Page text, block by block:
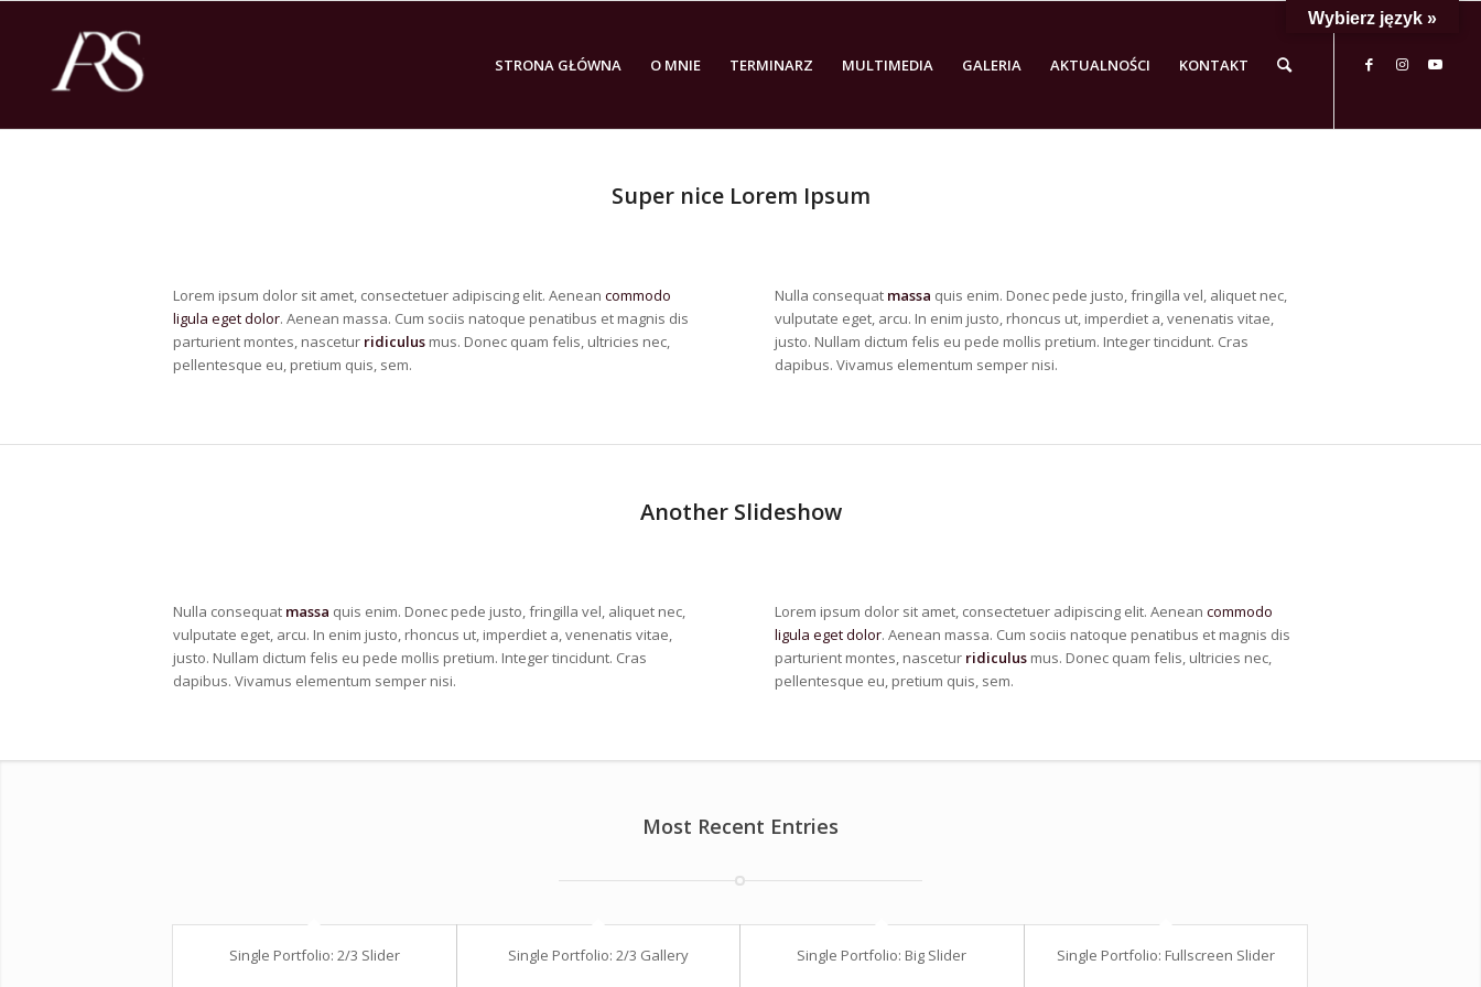
STRONA GŁÓWNA O MNIE TERMINARZ MULTIMEDIA GALERIA AKTUALNOŚCI KONTAKT
Super nice Lorem Ipsum
Lorem ipsum dolor sit amet, consectetuer adipiscing elit. Aenean commodo
ligula eget dolor. Aenean massa. Cum sociis natoque penatibus et magnis dis
parturient montes, nascetur ridiculus mus. Donec quam felis, ultricies nec,
pellentesque eu, pretium quis, sem.
Nulla consequat massa quis enim. Donec pede justo, fringilla vel, aliquet nec,
vulputate eget, arcu. In enim justo, rhoncus ut, imperdiet a, venenatis vitae,
justo. Nullam dictum felis eu pede mollis pretium. Integer tincidunt. Cras
dapibus. Vivamus elementum semper nisi.
Another Slideshow
Nulla consequat massa quis enim. Donec pede justo, fringilla vel, aliquet nec,
vulputate eget, arcu. In enim justo, rhoncus ut, imperdiet a, venenatis vitae,
justo. Nullam dictum felis eu pede mollis pretium. Integer tincidunt. Cras
dapibus. Vivamus elementum semper nisi.
Lorem ipsum dolor sit amet, consectetuer adipiscing elit. Aenean commodo
ligula eget dolor. Aenean massa. Cum sociis natoque penatibus et magnis dis
parturient montes, nascetur ridiculusmus. Donec quam felis, ultricies nec,
pellentesque eu, pretium quis, sem.
Most Recent Entries
Single Portfolio: 2/3 Slider Single Portfolio: 2/3 Gallery Single Portfolio: Big Slider Single Portfolio: Fullscreen Slider
Wybierz język »